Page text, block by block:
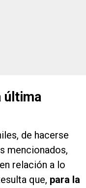
última
de hacerse
mencionados,
relación a lo
que, para la